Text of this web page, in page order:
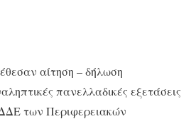
αίτηση – δήλωση
πανελλαδικές εξετάσεις
των Περιφερειακών